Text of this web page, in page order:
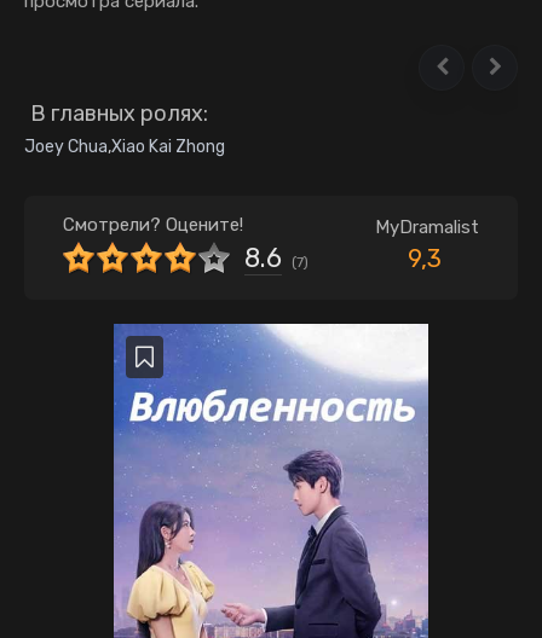
В главных ролях:
Joey Chua,Xiao Kai Zhong
Смотрели? Оцените!
8.6 (7)
MyDramalist
9,3